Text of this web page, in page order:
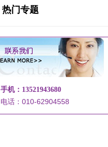
热门专题
手机：13521943680
电话：010-62904558